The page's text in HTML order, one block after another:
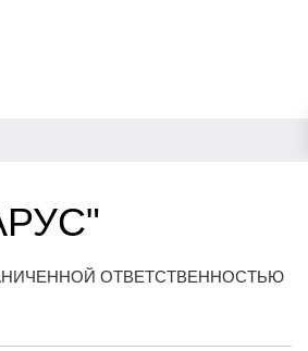
ОТВЕТСТВЕННОСТЬЮ